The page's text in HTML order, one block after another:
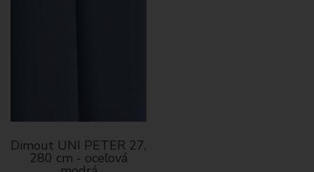
Dimout UNI PETER 27,
280 cm - oceľová